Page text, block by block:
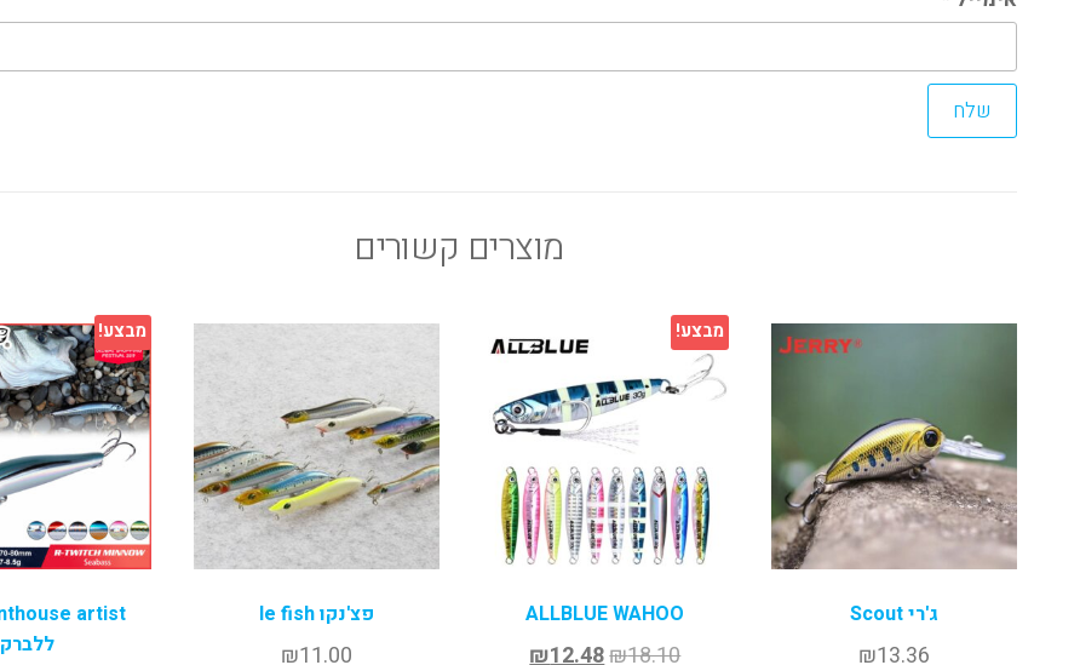
מוצרים קשורים
ג'רי Scout
₪13.36
מבצע!
ALLBLUE WAHOO
₪18.10
₪12.48
פצ'נקו le fish
₪11.00
מבצע!
ללברק